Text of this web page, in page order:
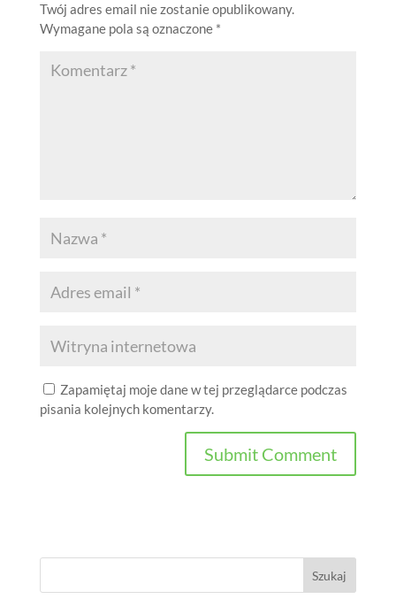
Twój adres email nie zostanie opublikowany.
Wymagane pola są oznaczone *
Zapamiętaj moje dane w tej przeglądarce podczas
pisania kolejnych komentarzy.